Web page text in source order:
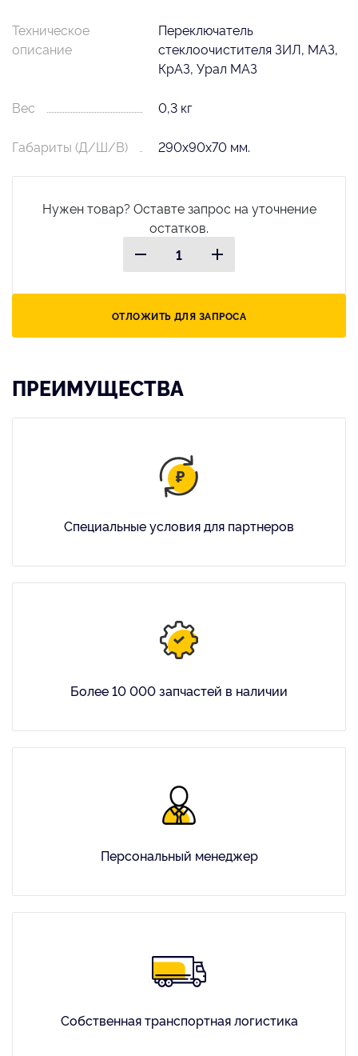
Техническое
описание
Переключатель
стеклоочистителя ЗИЛ, МАЗ,
КрАЗ, Урал МАЗ
Вес 0,3 кг
Габариты (Д/Ш/В) 290х90х70 мм.
Нужен товар? Оставте запрос на уточнение
остатков.
ОТЛОЖИТЬ ДЛЯ ЗАПРОСА
ПРЕИМУЩЕСТВА
Специальные условия для партнеров
Более 10 000 запчастей в наличии
Персональный менеджер
Собственная транспортная логистика